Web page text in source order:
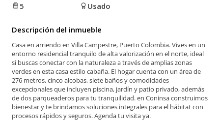
5 Usado
Descripción del inmueble
Casa en arriendo en Villa Campestre, Puerto Colombia. Vives en un
entorno residencial tranquilo de alta valorización en el norte, ideal
si buscas conectar con la naturaleza a través de amplias zonas
verdes en esta casa estilo cabaña. El hogar cuenta con un área de
276 metros, cinco alcobas, siete baños y comodidades
excepcionales que incluyen piscina, jardín y patio privado, además
de dos parqueaderos para tu tranquilidad. en Coninsa construimos
bienestar y te brindamos soluciones integrales para el hábitat con
procesos rápidos y seguros. Agenda tu visita ya.